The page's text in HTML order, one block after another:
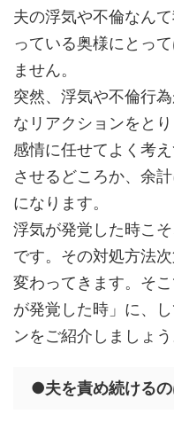
夫の浮気や不倫なん
っている奥様にとっ
ません。
突然、浮気や不倫行
なリアクションをとり
感情に任せてよく考
させるどころか、余
になります。
浮気が発覚した時こ
です。その対処方法
変わってきます。そ
が発覚した時」に、
ンをご紹介しましょう
●夫を責め続ける